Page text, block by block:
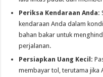
Periksa Kendaraan Anda:
kendaraan Anda dalam
bahan bakar untuk
perjalanan.
Persiapkan Uang Kecil:
membayar tol, terutama jika